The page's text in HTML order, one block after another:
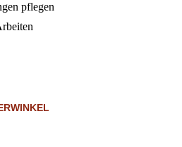
pflegen